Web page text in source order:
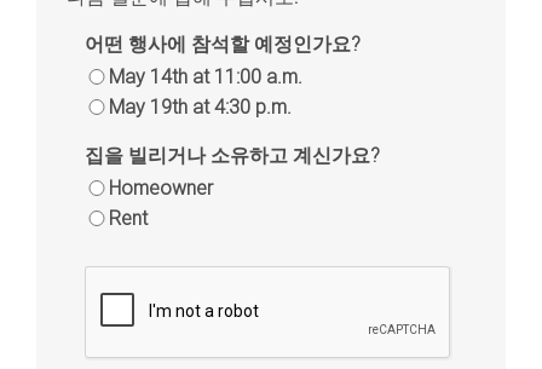
어떤 행사에 참석할 예정인가요?
May 14th at 11:00 a.m.
May 19th at 4:30 p.m.
집을 빌리거나 소유하고 계신가요?
Homeowner
Rent